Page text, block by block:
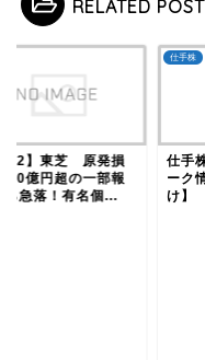
RELATED POST
】東芝 原発損
億円超の一部報
ら急落！有名個...
仕手株
仕手
ーク
け】